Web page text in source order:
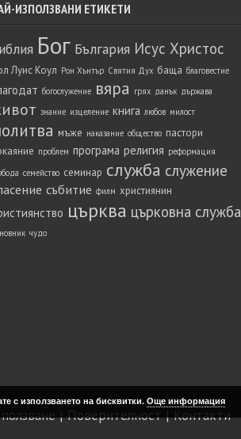
ИЗПОЛЗВАНИ ЕТИКЕТИ
Бог България Исус Христос
Луис Коул Рон Хънтър Святия Дух баща благовестие
богослужение вяра грях данък държава
знание изцеление книга любов милост
мъже наказание общество пастори
проблем програма религия реформация
семейство семинар служба служение
събитие филм християнин
църква църковна служба
чудо
|Поверителност|Контакти
с използването на бисквитки. Още информация